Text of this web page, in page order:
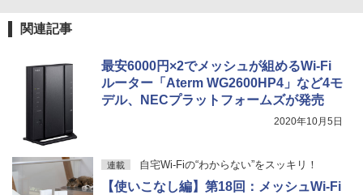
関連記事
最安6000円×2でメッシュが組めるWi-Fi
ルーター「Aterm WG2600HP4」など4モ
デル、NECプラットフォームズが発売
2020年10月5日
連載 自宅Wi-Fiの“わからない”をスッキリ！
【使いこなし編】第18回：メッシュWi-Fi